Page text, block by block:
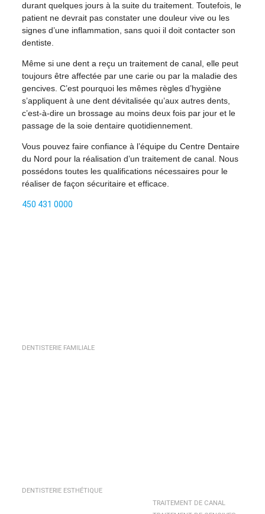
durant quelques jours à la suite du traitement. Toutefois, le
patient ne devrait pas constater une douleur vive ou les
signes d’une inflammation, sans quoi il doit contacter son
dentiste.
Même si une dent a reçu un traitement de canal, elle peut
toujours être affectée par une carie ou par la maladie des
gencives. C’est pourquoi les mêmes règles d’hygiène
s’appliquent à une dent dévitalisée qu’aux autres dents,
c’est-à-dire un brossage au moins deux fois par jour et le
passage de la soie dentaire quotidiennement.
Vous pouvez faire confiance à l’équipe du Centre Dentaire
du Nord pour la réalisation d’un traitement de canal. Nous
possédons toutes les qualifications nécessaires pour le
réaliser de façon sécuritaire et efficace.
450 431 0000
DENTISTERIE FAMILIALE
DENTISTERIE ESTHÉTIQUE
TRAITEMENT DE CANAL